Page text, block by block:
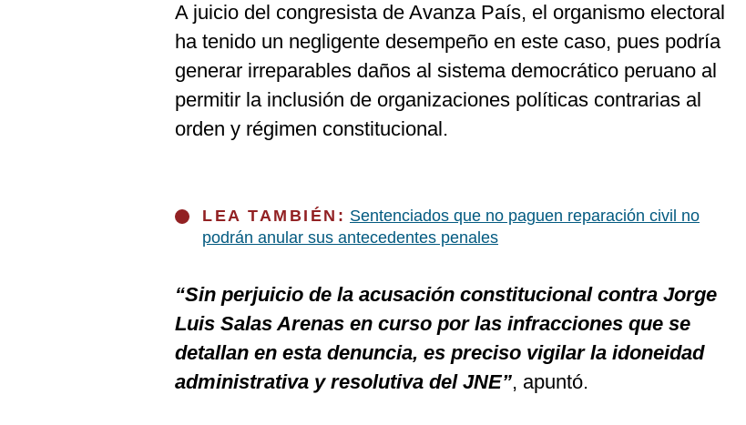
A juicio del congresista de Avanza País, el organismo electoral
ha tenido un negligente desempeño en este caso, pues podría
generar irreparables daños al sistema democrático peruano al
permitir la inclusión de organizaciones políticas contrarias al
orden y régimen constitucional.
LEA TAMBIÉN: Sentenciados que no paguen reparación civil no
podrán anular sus antecedentes penales
“Sin perjuicio de la acusación constitucional contra Jorge
Luis Salas Arenas en curso por las infracciones que se
detallan en esta denuncia, es preciso vigilar la idoneidad
administrativa y resolutiva del JNE”, apuntó.